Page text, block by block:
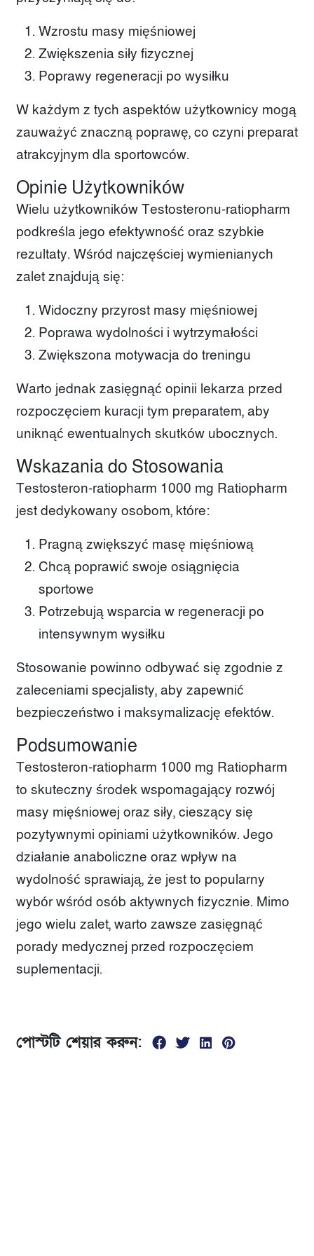
Wzrostu masy mięśniowej
Zwiększenia siły fizycznej
Poprawy regeneracji po wysiłku
W każdym z tych aspektów użytkownicy mogą
zauważyć znaczną poprawę, co czyni preparat
atrakcyjnym dla sportowców.
Opinie Użytkowników
Wielu użytkowników Testosteronu-ratiopharm
podkreśla jego efektywność oraz szybkie
rezultaty. Wśród najczęściej wymienianych
zalet znajdują się:
Widoczny przyrost masy mięśniowej
Poprawa wydolności i wytrzymałości
Zwiększona motywacja do treningu
Warto jednak zasięgnąć opinii lekarza przed
rozpoczęciem kuracji tym preparatem, aby
uniknąć ewentualnych skutków ubocznych.
Wskazania do Stosowania
Testosteron-ratiopharm 1000 mg Ratiopharm
jest dedykowany osobom, które:
Pragną zwiększyć masę mięśniową
Chcą poprawić swoje osiągnięcia
sportowe
Potrzebują wsparcia w regeneracji po
intensywnym wysiłku
Stosowanie powinno odbywać się zgodnie z
zaleceniami specjalisty, aby zapewnić
bezpieczeństwo i maksymalizację efektów.
Podsumowanie
Testosteron-ratiopharm 1000 mg Ratiopharm
to skuteczny środek wspomagający rozwój
masy mięśniowej oraz siły, cieszący się
pozytywnymi opiniami użytkowników. Jego
działanie anaboliczne oraz wpływ na
wydolność sprawiają, że jest to popularny
wybór wśród osób aktywnych fizycznie. Mimo
jego wielu zalet, warto zawsze zasięgnąć
porady medycznej przed rozpoczęciem
suplementacji.
পোস্টটি শেয়ার করুন: